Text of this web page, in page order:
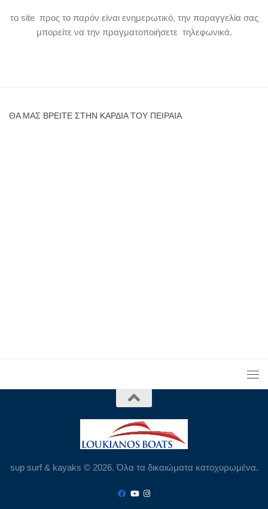
το site προς το παρόν είναι ενημερωτικό, την παραγγελία σας
μπορείτε να την πραγματοποιήσετε τηλεφωνικά.
ΘΑ ΜΑΣ ΒΡΕΊΤΕ ΣΤΗΝ ΚΑΡΔΙΆ ΤΟΥ ΠΕΙΡΑΙΆ
sup surf & kayaks © 2026. Όλα τα δικαιώματα κατοχυρωμένα.